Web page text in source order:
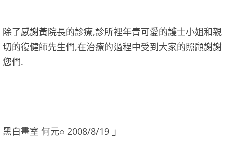
除了感謝黃院長的診療,診所裡年青可愛的護士小姐和親
切的復健師先生們,在治療的過程中受到大家的照顧謝謝
您們.
黑白畫室 何元○ 2008/8/19 」